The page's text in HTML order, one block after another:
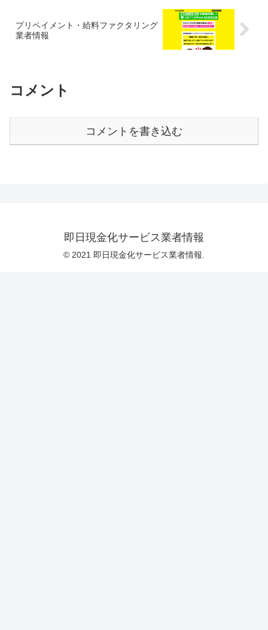
プリペイメント・給料ファクタリング
業者情報
コメント
コメントを書き込む
即日現金化サービス業者情報
© 2021 即日現金化サービス業者情報.